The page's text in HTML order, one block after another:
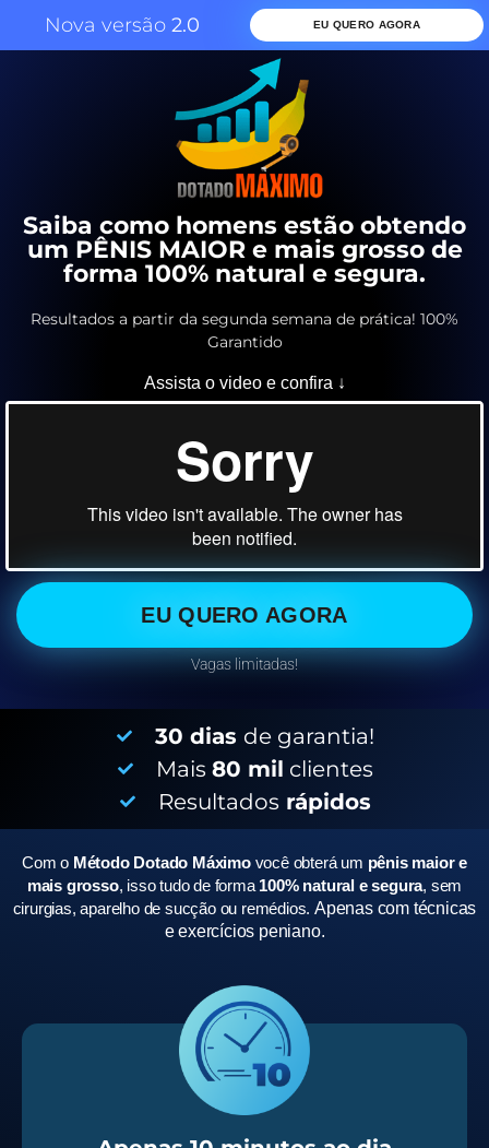
Nova versão 2.0 EU QUERO AGORA
Saiba como homens estão obtendo
um PÊNIS MAIOR e mais grosso de
forma 100% natural e segura.
Resultados a partir da segunda semana de prática! 100%
Garantido
Assista o video e confira ↓
EU QUERO AGORA
Vagas limitadas!
30 dias de garantia!
Mais 80 mil clientes
Resultados rápidos
Com o Método Dotado Máximo você obterá um pênis maior e
mais grosso, isso tudo de forma 100% natural e segura, sem
cirurgias, aparelho de sucção ou remédios.Apenas com técnicas
e exercícios peniano.